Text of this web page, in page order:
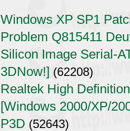
Windows XP SP1
Problem Q815411
Silicon Image Serial-
3DNow!] (62208)
Realtek High
[Windows 2000/XP/
P3D (52643)